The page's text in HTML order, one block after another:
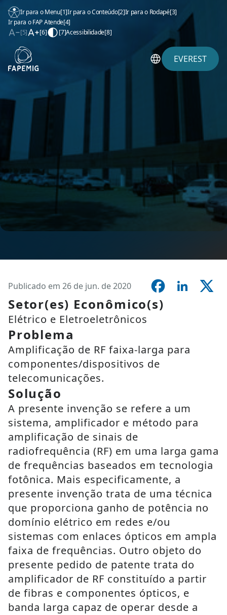
Ir para o Menu[1]Ir para o Conteúdo[2]Ir para o Rodapé[3]
Ir para o FAP Atende[4]
[5]
[6] [7]Acessibilidade[8]
EVEREST
Publicado em 26 de jun. de 2020
Setor(es) Econômico(s)
Elétrico e Eletroeletrônicos
Problema
Amplificação de RF faixa-larga para
componentes/dispositivos de
telecomunicações.
Solução
A presente invenção se refere a um
sistema, amplificador e método para
amplificação de sinais de
radiofrequência (RF) em uma larga gama
de frequências baseados em tecnologia
fotônica. Mais especificamente, a
presente invenção trata de uma técnica
que proporciona ganho de potência no
domínio elétrico em redes e/ou
sistemas com enlaces ópticos em ampla
faixa de frequências. Outro objeto do
presente pedido de patente trata do
amplificador de RF constituído a partir
de fibras e componentes ópticos, e
banda larga capaz de operar desde a